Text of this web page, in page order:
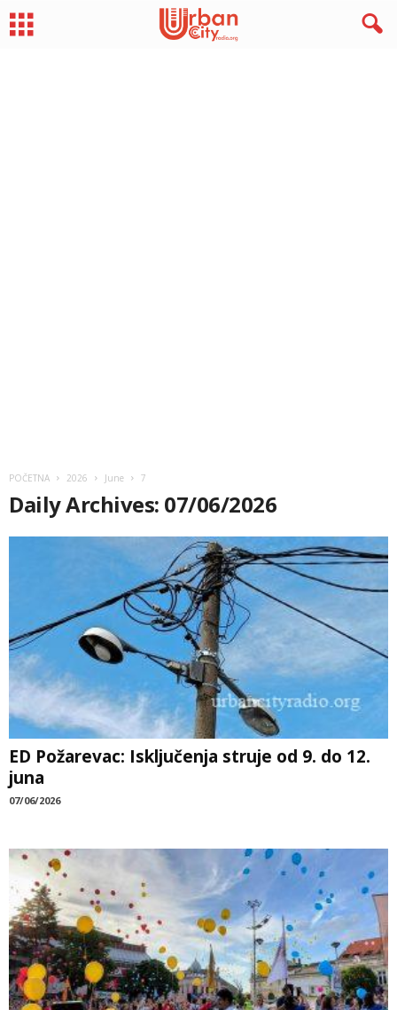
POČETNA 2026 June 7
Daily Archives: 07/06/2026
ED Požarevac: Isključenja struje od 9. do 12.
juna
07/06/2026